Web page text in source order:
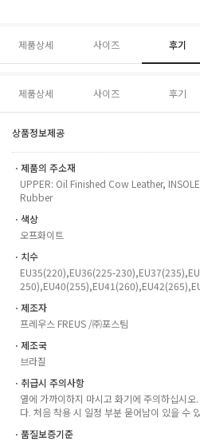
제품상세 사이즈 후기
제품상세 사이즈 후기
상품정보제공
ㆍ제품의 주소재
UPPER: Oil Finished Cow Leather,
Rubber
ㆍ색상
오프화이트
ㆍ치수
EU35(220),EU36(225-
ㆍ제조자
프레우스 FREUS /㈜포스팀
ㆍ제조국
브라질
ㆍ취급시 주의사항
열에 가까이하지 마시고 화기에 주의하십시
다. 처음 착용 시 일정 부분 묻어남이 있을 수
ㆍ품질보증기준